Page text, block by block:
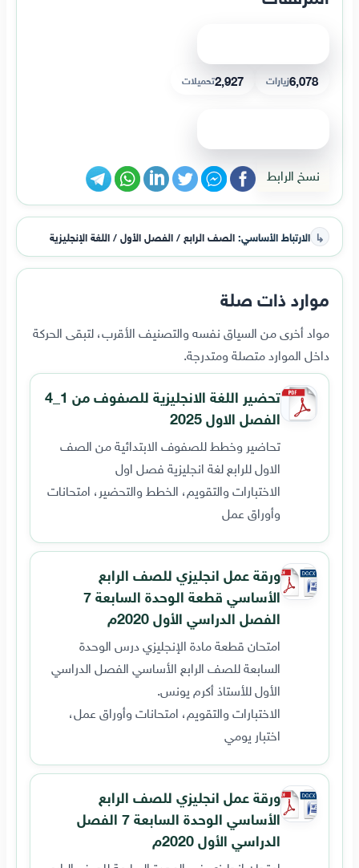
6,078زيارات 2,927تحميلات
نسخ الرابط
↳ الارتباط الأساسي:الصف الرابع / الفصل الأول / اللغة الإنجليزية
موارد ذات صلة
مواد أخرى من السياق نفسه والتصنيف الأقرب، لتبقى الحركة
داخل الموارد متصلة ومتدرجة.
تحضير اللغة الانجليزية للصفوف من 1_4
الفصل الاول 2025
تحاضير وخطط للصفوف الابتدائية من الصف
الاول للرابع لغة انجليزية فصل اول
الاختبارات والتقويم، الخطط والتحضير، امتحانات
وأوراق عمل
ورقة عمل انجليزي للصف الرابع
الأساسي قطعة الوحدة السابعة 7
الفصل الدراسي الأول 2020م
امتحان قطعة مادة الإنجليزي درس الوحدة
السابعة للصف الرابع الأساسي الفصل الدراسي
الأول للأستاذ أكرم يونس.
الاختبارات والتقويم، امتحانات وأوراق عمل،
اختبار يومي
ورقة عمل انجليزي للصف الرابع
الأساسي الوحدة السابعة 7 الفصل
الدراسي الأول 2020م